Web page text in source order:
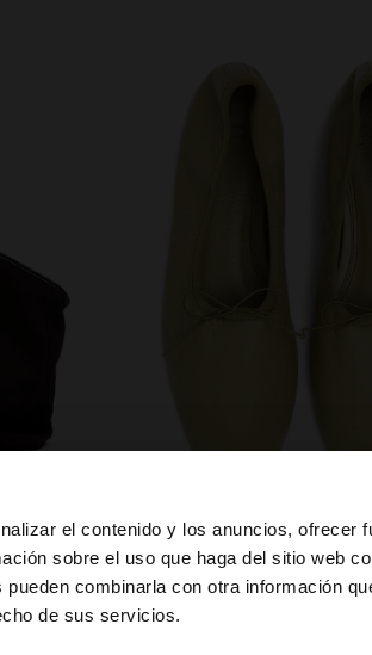
el contenido y los anuncios, ofrecer
sobre el uso que haga del sitio web
combinarla con otra información
de sus servicios.
ir a la web de United States?